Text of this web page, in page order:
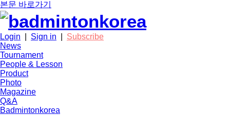
본문 바로가기
Login Sign in
Subscribe
News
Tournament
People & Lesson
Product
Photo
Magazine
Q&A
Badmintonkorea